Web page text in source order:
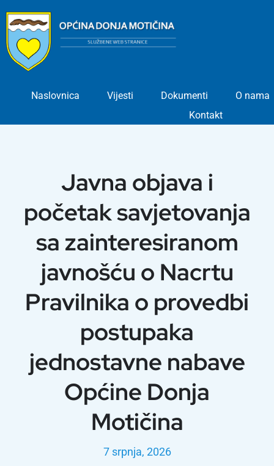
content
Naslovnica Vijesti Dokumenti
O nama
Kontakt
Javna objava i
početak savjetovanja
sa zainteresiranom
javnošću o Nacrtu
Pravilnika o provedbi
postupaka
jednostavne nabave
Općine Donja
Motičina
7 srpnja, 2026